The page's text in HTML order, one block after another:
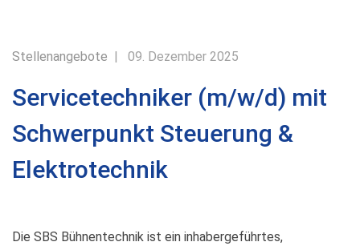
Stellenangebote 09. Dezember 2025
Servicetechniker (m/w/d) mit
Schwerpunkt Steuerung &
Elektrotechnik
Die SBS Bühnentechnik ist ein inhabergeführtes,